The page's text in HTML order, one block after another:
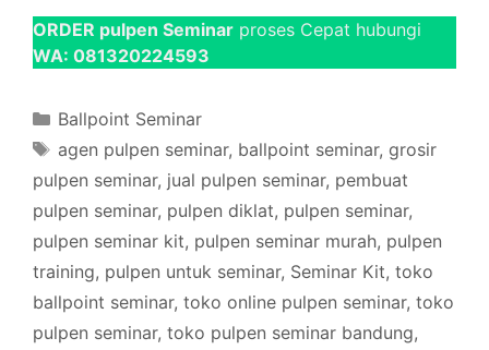
ORDER pulpen Seminar proses Cepat hubungi
WA: 081320224593
Categories
Ballpoint Seminar
Tags
agen pulpen seminar, ballpoint seminar, grosir
pulpen seminar, jual pulpen seminar, pembuat
pulpen seminar, pulpen diklat, pulpen seminar,
pulpen seminar kit, pulpen seminar murah, pulpen
training, pulpen untuk seminar, Seminar Kit, toko
ballpoint seminar, toko online pulpen seminar, toko
pulpen seminar, toko pulpen seminar bandung,